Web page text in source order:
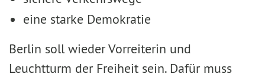
eine starke Demokratie
Berlin soll wieder Vorreiterin und
Leuchtturm der Freiheit sein. Dafür muss